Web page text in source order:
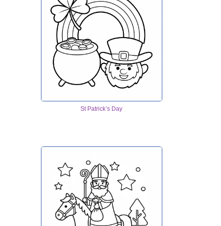
St Patrick’s Day